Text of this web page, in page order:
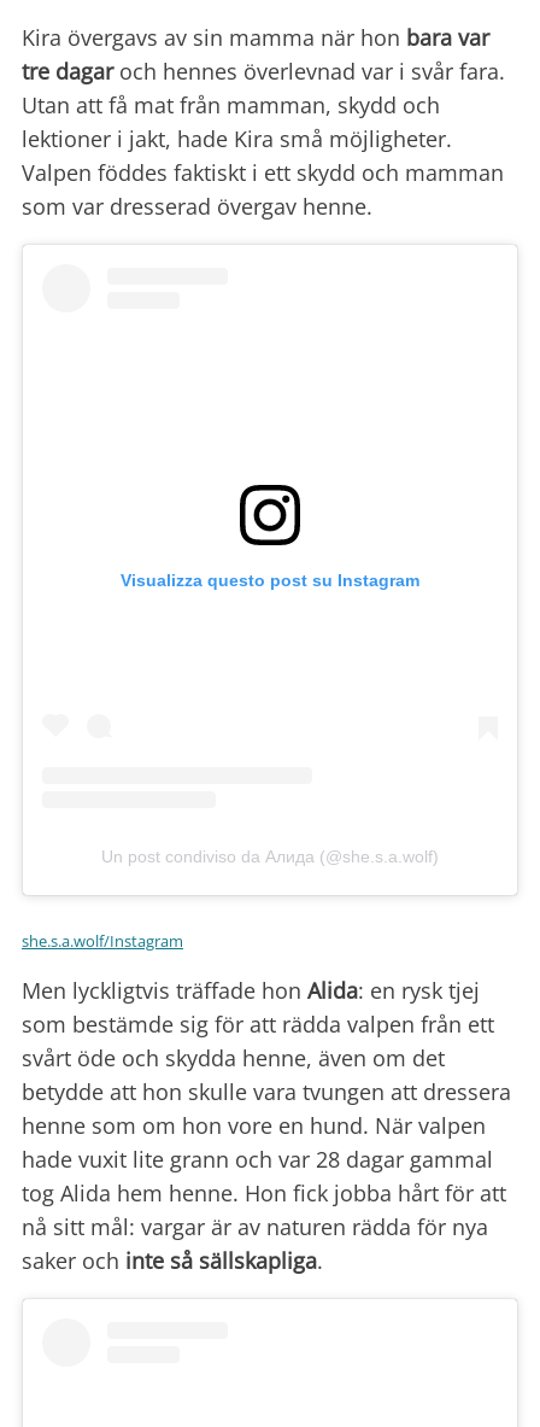
Kira övergavs av sin mamma när hon bara var
tre dagar och hennes överlevnad var i svår fara.
Utan att få mat från mamman, skydd och
lektioner i jakt, hade Kira små möjligheter.
Valpen föddes faktiskt i ett skydd och mamman
som var dresserad övergav henne.
Visualizza questo post su Instagram
Un post condiviso da Алида (@she.s.a.wolf)
she.s.a.wolf/Instagram
Men lyckligtvis träffade hon Alida: en rysk tjej
som bestämde sig för att rädda valpen från ett
svårt öde och skydda henne, även om det
betydde att hon skulle vara tvungen att dressera
henne som om hon vore en hund. När valpen
hade vuxit lite grann och var 28 dagar gammal
tog Alida hem henne. Hon fick jobba hårt för att
nå sitt mål: vargar är av naturen rädda för nya
saker och inte så sällskapliga.